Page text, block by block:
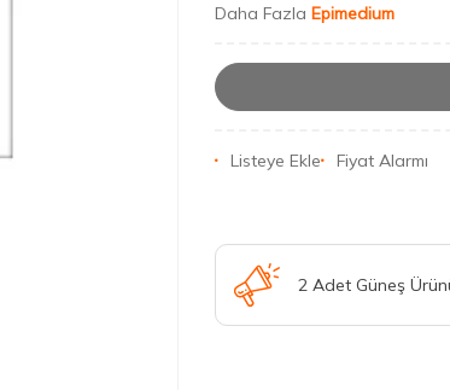
Daha Fazla Epimedium
Listeye Ekle Fiyat Alarmı
2 Adet Güneş